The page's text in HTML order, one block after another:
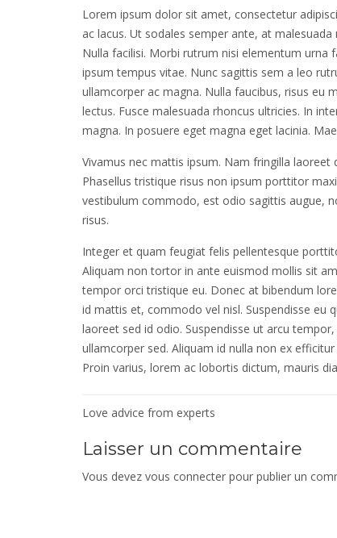
Lorem ipsum dolor sit amet, consectetur
ac lacus. Ut sodales semper ante, at
Nulla facilisi. Morbi rutrum nisi elementum
ipsum tempus vitae. Nunc sagittis sem a leo
ullamcorper ac magna. Nulla faucibus, risus
lectus. Fusce malesuada rhoncus ultricies. In
magna. In posuere eget magna eget lacinia.
Vivamus nec mattis ipsum. Nam fringilla
Phasellus tristique risus non ipsum porttitor
vestibulum commodo, est odio sagittis augue,
risus.
Integer et quam feugiat felis pellentesque
Aliquam non tortor in ante euismod mollis sit
tempor orci tristique eu. Donec at bibendum
id mattis et, commodo vel nisl. Suspendisse eu
laoreet sed id odio. Suspendisse ut arcu
ullamcorper sed. Aliquam id nulla non ex
Proin varius, lorem ac lobortis dictum, mauris
Navigation
l’article
Love advice from experts
Laisser un commentaire
Vous devez vous connecter pour publier un